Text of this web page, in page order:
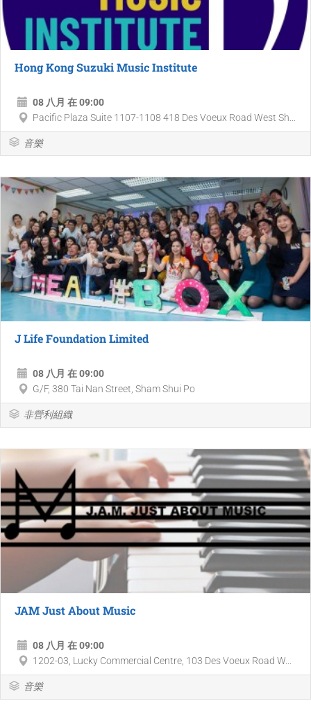
Hong Kong Suzuki Music Institute
08 八月 在 09:00
Pacific Plaza Suite 1107-1108 418 Des Voeux Road West Sh...
音樂
J Life Foundation Limited
08 八月 在 09:00
G/F, 380 Tai Nan Street, Sham Shui Po
非營利組織
JAM Just About Music
08 八月 在 09:00
1202-03, Lucky Commercial Centre, 103 Des Voeux Road W...
音樂